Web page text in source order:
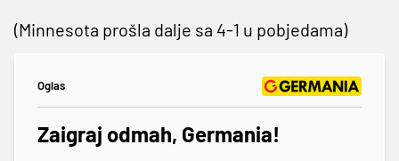
(Minnesota prošla dalje sa 4-1 u pobjedama)
Oglas
Zaigraj odmah, Germania!